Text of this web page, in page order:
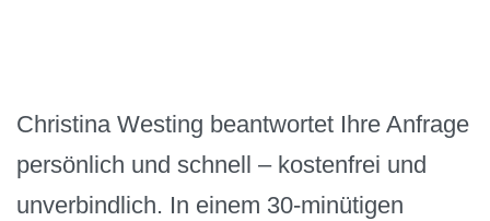
Christina Westing beantwortet Ihre Anfrage
persönlich und schnell – kostenfrei und
unverbindlich. In einem 30-minütigen